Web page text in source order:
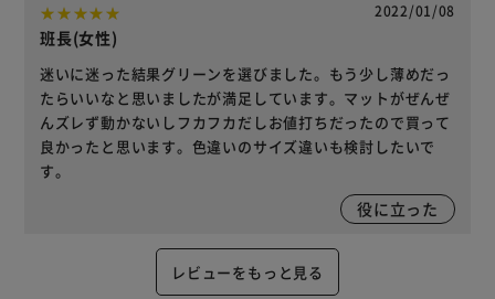
2022/01/08
班長(女性)
迷いに迷った結果グリーンを選びました。もう少し薄めだっ
たらいいなと思いましたが満足しています。マットがぜんぜ
んズレず動かないしフカフカだしお値打ちだったので買って
良かったと思います。色違いのサイズ違いも検討したいで
す。
役に立った
レビューをもっと見る